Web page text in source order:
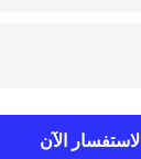
الاستفسار الآن